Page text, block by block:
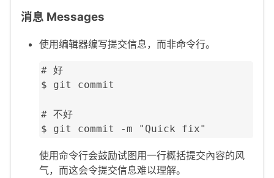
消息 Messages
使用编辑器编写提交信息，而非命令行。
# 好
$ git commit
# 不好
$ git commit -m "Quick fix"
使用命令行会鼓励试图用一行概括提交內容的风
气，而这会令提交信息难以理解。